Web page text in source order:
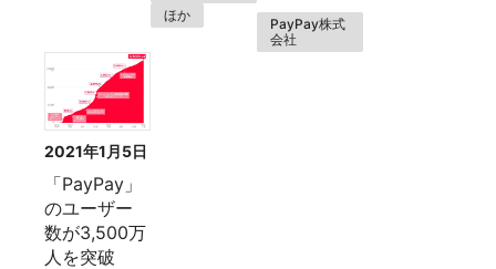
ほか
PayPay株式
会社
2021年1月5日
「PayPay」
のユーザー
数が3,500万
人を突破